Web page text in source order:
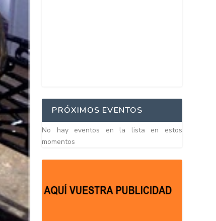
PRÓXIMOS EVENTOS
No hay eventos en la lista en estos
momentos